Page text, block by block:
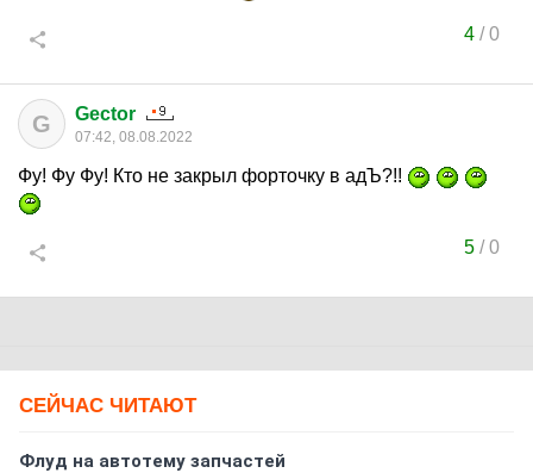
4/0
G Gector
07:42, 08.08.2022
Фу! Фу Фу! Кто не закрыл форточку в адЪ?!!
5/0
СЕЙЧАС ЧИТАЮТ
Флуд на автотему запчастей